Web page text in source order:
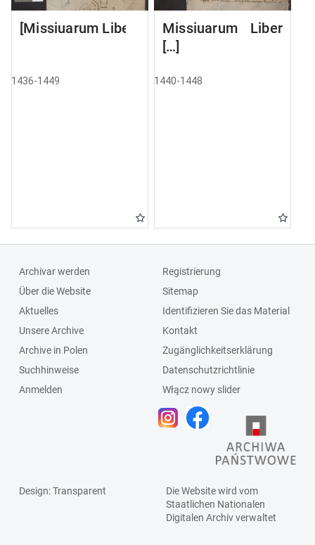
[Missiuarum Liber]
1436-1449
Missiuarum Liber
[…]
1440-1448
Archivar werden
Über die Website
Aktuelles
Unsere Archive
Archive in Polen
Suchhinweise
Anmelden
Registrierung
Sitemap
Identifizieren Sie das Material
Kontakt
Zugänglichkeitserklärung
Datenschutzrichtlinie
Włącz nowy slider
Design: Transparent
Die Website wird vom
Staatlichen Nationalen
Digitalen Archivverwaltet